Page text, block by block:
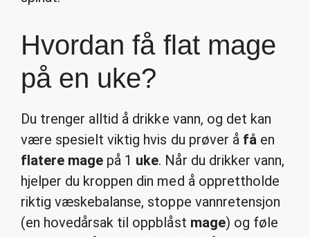
Hvordan få flat mage
på en uke?
Du trenger alltid å drikke vann, og det kan
være spesielt viktig hvis du prøver å fåen
flatere mage på 1 uke. Når du drikker vann,
hjelper du kroppen din med å opprettholde
riktig væskebalanse, stoppe vannretensjon
(en hovedårsak til oppblåst mage) og føle